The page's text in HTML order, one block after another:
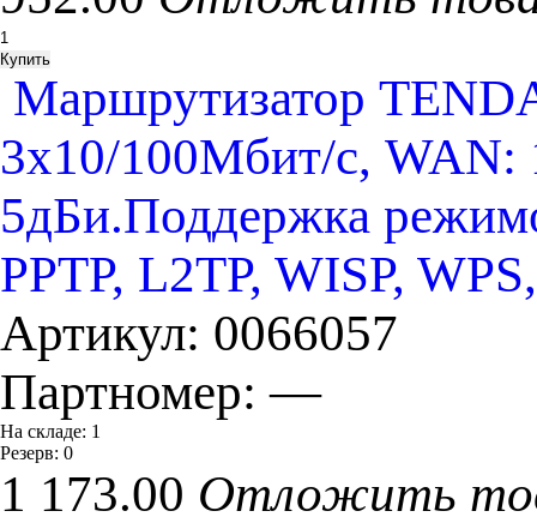
Маршрутизатор
3х10/100Мбит/с, WAN:
5дБи.Поддержка
PPTP, L2TP, WISP,
Артикул: 0066057
Партномер:—
На складе: 1
Резерв: 0
1 173.00 Отложить